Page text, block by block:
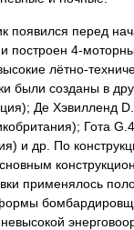
появился перед
построен 4-
лётно-
были созданы в
Де Хэвилленд
Гота
и др. По
применялось